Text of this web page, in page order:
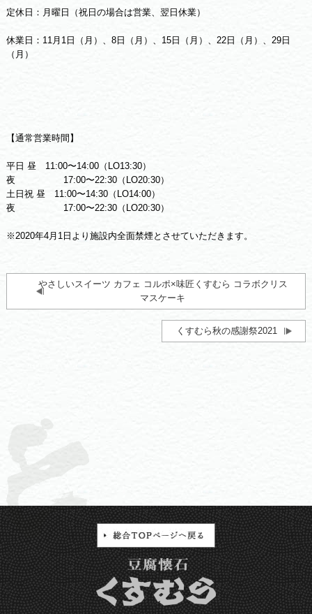
定休日：月曜日（祝日の場合は営業、翌日休業）
休業日：11月1日（月）、8日（月）、15日（月）、22日（月）、29日
（月）
【通常営業時間】
平日 昼 11:00〜14:00（LO13:30）
夜 17:00〜22:30（LO20:30）
土日祝 昼 11:00〜14:30（LO14:00）
夜 17:00〜22:30（LO20:30）
※2020年4月1日より施設内全面禁煙とさせていただきます。
やさしいスイーツ カフェ コルポ×味匠くすむら コラボクリス
マスケーキ
くすむら秋の感謝祭2021